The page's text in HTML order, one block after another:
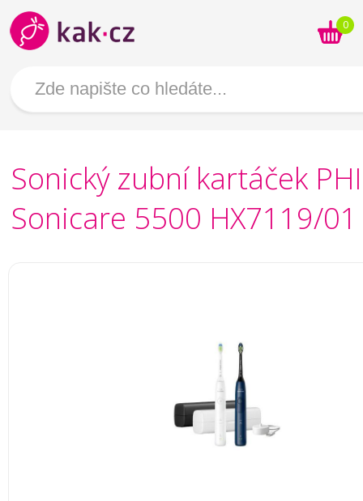
0
Sonický zubní kartáček
Sonicare 5500 HX7119/